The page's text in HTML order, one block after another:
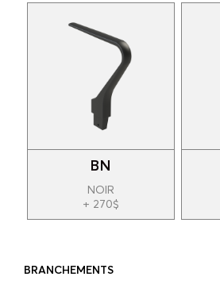
BN
NOIR
+ 270$
BRANCHEMENTS